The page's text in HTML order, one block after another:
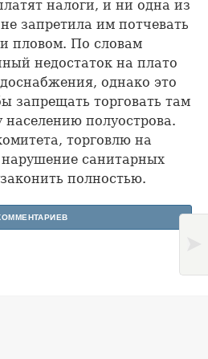
налоги, и ни одна из
запретила им потчевать
пловом. По словам
недостаток на плато
однако это
запрещать торговать там
полуострова.
торговлю на
санитарных
полностью.